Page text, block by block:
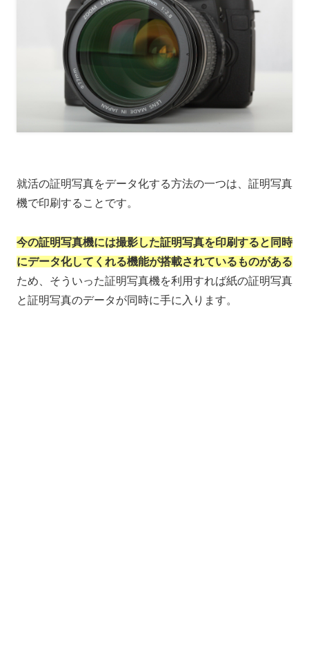
就活の証明写真をデータ化する方法の一つは、証明写真
機で印刷することです。
今の証明写真機には撮影した証明写真を印刷すると同時
にデータ化してくれる機能が搭載されているものがある
ため、そういった証明写真機を利用すれば紙の証明写真
と証明写真のデータが同時に手に入ります。